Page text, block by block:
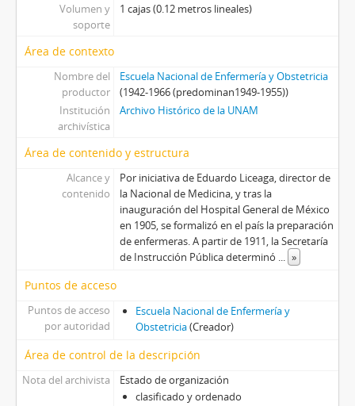
Volumen y
soporte
1 cajas (0.12 metros lineales)
Área de contexto
Nombre del
productor
Escuela Nacional de Enfermería y Obstetricia
(1942-1966 (predominan1949-1955))
Institución
archivística
Archivo Histórico de la UNAM
Área de contenido y estructura
Alcance y
contenido
Por iniciativa de Eduardo Liceaga, director de
la Nacional de Medicina, y tras la
inauguración del Hospital General de México
en 1905, se formalizó en el país la preparación
de enfermeras. A partir de 1911, la Secretaría
de Instrucción Pública determinó ... »
Puntos de acceso
Puntos de acceso
por autoridad
Escuela Nacional de Enfermería y
Obstetricia(Creador)
Área de control de la descripción
Nota del archivista
Estado de organización
clasificado y ordenado